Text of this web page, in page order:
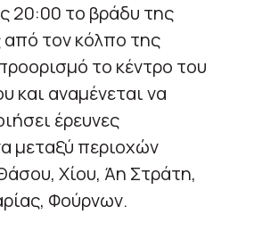
20:00 το βράδυ της
τον κόλπο της
το κέντρο του
και αναμένεται να
έρευνες
μεταξύ περιοχών
Χίου, Άη Στράτη,
Φούρνων.